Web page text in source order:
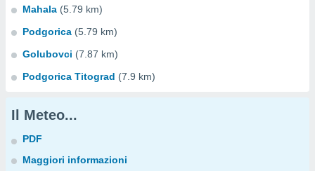
Mahala (5.79 km)
Podgorica (5.79 km)
Golubovci (7.87 km)
Podgorica Titograd (7.9 km)
Il Meteo...
PDF
Maggiori informazioni